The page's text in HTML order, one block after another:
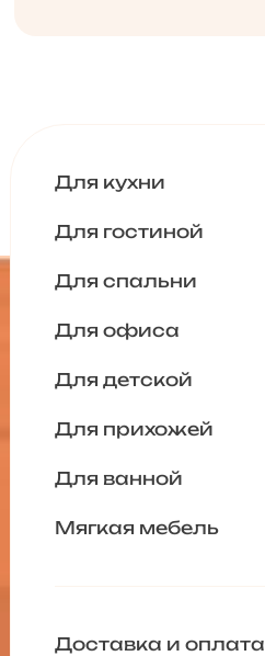
Для кухни
Для гостиной
Для спальни
Для офиса
Для детской
Для прихожей
Для ванной
Мягкая мебель
Доставка и оплата